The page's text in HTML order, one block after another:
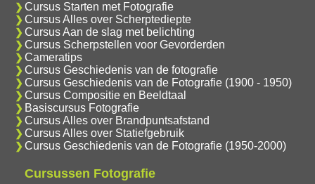
Cursus Starten met Fotografie
Cursus Alles over Scherptediepte
Cursus Aan de slag met belichting
Cursus Scherpstellen voor Gevorderden
Cameratips
Cursus Geschiedenis van de fotografie
Cursus Geschiedenis van de Fotografie (1900 - 1950)
Cursus Compositie en Beeldtaal
Basiscursus Fotografie
Cursus Alles over Brandpuntsafstand
Cursus Alles over Statiefgebruik
Cursus Geschiedenis van de Fotografie (1950-2000)
Cursussen Fotografie